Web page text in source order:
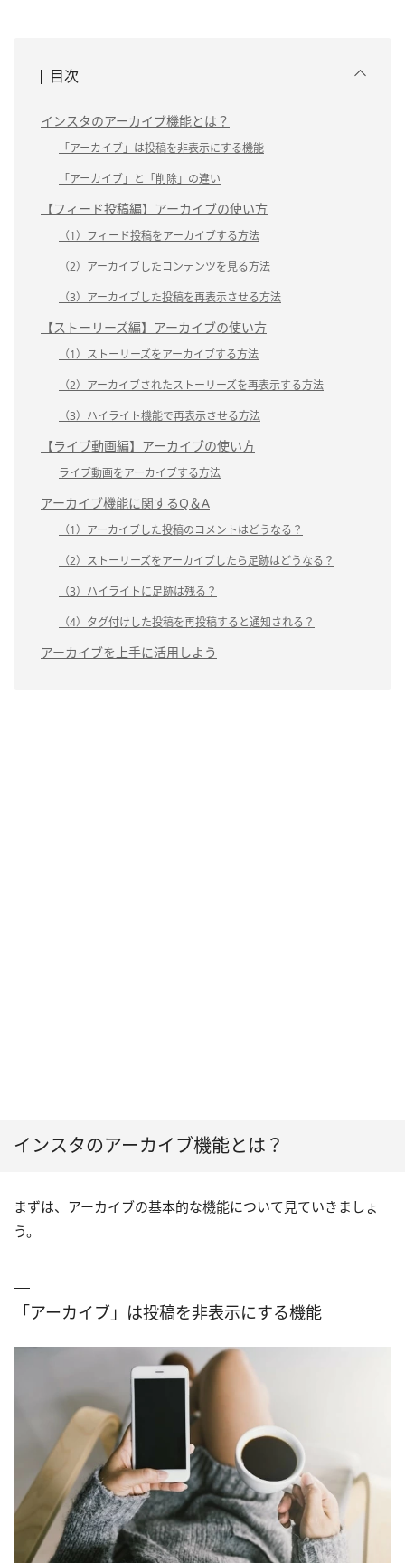
目次
インスタのアーカイブ機能とは？
「アーカイブ」は投稿を非表示にする機能
「アーカイブ」と「削除」の違い
【フィード投稿編】アーカイブの使い方
（1）フィード投稿をアーカイブする方法
（2）アーカイブしたコンテンツを見る方法
（3）アーカイブした投稿を再表示させる方法
【ストーリーズ編】アーカイブの使い方
（1）ストーリーズをアーカイブする方法
（2）アーカイブされたストーリーズを再表示する方法
（3）ハイライト機能で再表示させる方法
【ライブ動画編】アーカイブの使い方
ライブ動画をアーカイブする方法
アーカイブ機能に関するQ＆A
（1）アーカイブした投稿のコメントはどうなる？
（2）ストーリーズをアーカイブしたら足跡はどうなる？
（3）ハイライトに足跡は残る？
（4）タグ付けした投稿を再投稿すると通知される？
アーカイブを上手に活用しよう
インスタのアーカイブ機能とは？
まずは、アーカイブの基本的な機能について見ていきましょ
う。
「アーカイブ」は投稿を非表示にする機能